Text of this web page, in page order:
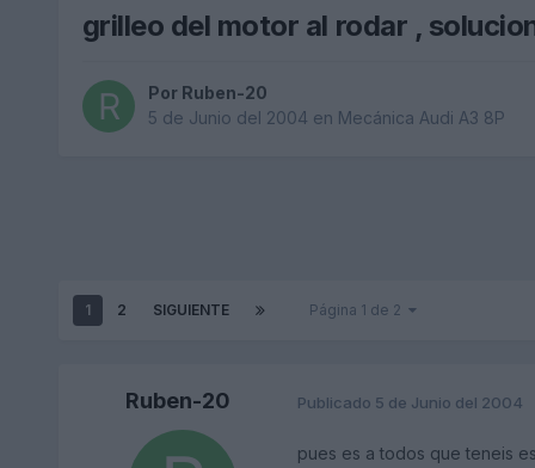
grilleo del motor al rodar ,
Por Ruben-20
5 de Junio del 2004 en Mecánica Audi A3 8P
1 2 SIGUIENTE Página 1 de 2
Ruben-20 Publicado 5 de Junio del 2004
pues es a todos que teneis